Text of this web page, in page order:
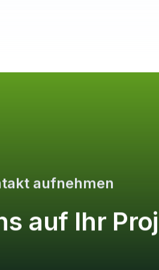
aufnehmen
auf Ihr